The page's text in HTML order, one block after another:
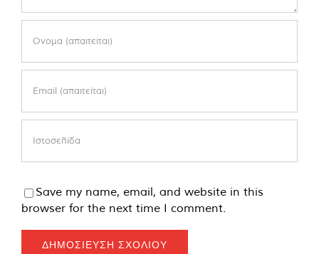
Save my name, email, and website in this
browser for the next time I comment.